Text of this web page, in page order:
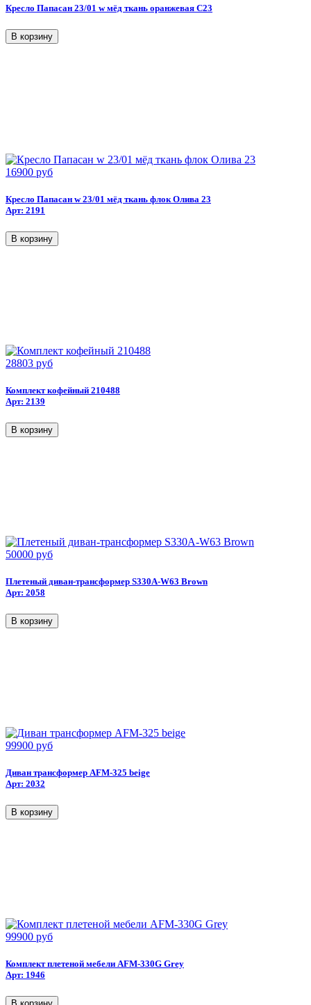
Кресло Папасан 23/01 w мёд ткань оранжевая С23
16900 руб
Кресло Папасан w 23/01 мёд ткань флок Олива 23
Арт: 2191
28803 руб
Комплект кофейный 210488
Арт: 2139
50000 руб
Плетеный диван-трансформер S330A-W63 Brown
Арт: 2058
99900 руб
Диван трансформер AFM-325 beige
Арт: 2032
99900 руб
Комплект плетеной мебели AFM-330G Grey
Арт: 1946